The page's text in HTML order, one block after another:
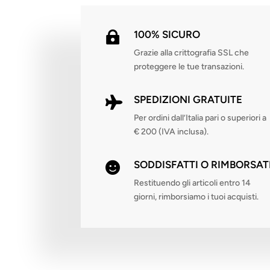
 100% SICURO
Grazie alla crittografia SSL che
proteggere le tue transazioni.
 SPEDIZIONI GRATUITE
Per ordini dall’Italia pari o superiori a
€ 200 (IVA inclusa).
 SODDISFATTI O
Restituendo gli articoli entro 14
giorni, rimborsiamo i tuoi acquisti.